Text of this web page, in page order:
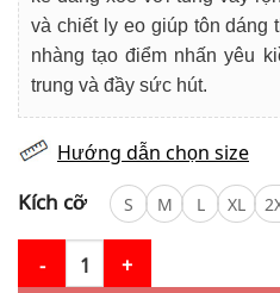
và chiết ly eo giúp tôn dáng
nhàng tạo điểm nhấn yêu
trung và đầy sức hút.
Hướng dẫn chọn size
Kích cỡ S M L XL
Váy Thiết Kế MDU5958 Hồng